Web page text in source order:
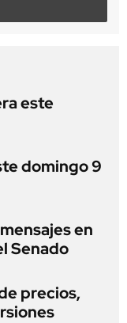
este
domingo 9
en
Senado
precios,